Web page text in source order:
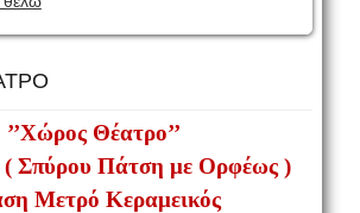
’’Χώρος Θέατρο’’
( Σπύρου Πάτση με Ορφέως )
Μετρό Κεραμεικός